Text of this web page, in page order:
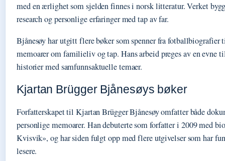
med en ærlighet som sjelden finnes i norsk litteratur. Verket
research og personlige erfaringer med tap av far.
Bjånesøy har utgitt flere bøker som spenner fra fotballbiografier
memoarer om familieliv og tap. Hans arbeid preges av en evne
historier med samfunnsaktuelle temaer.
Kjartan Brügger Bjånesøys bøker
Forfatterskapet til Kjartan Brügger Bjånesøy omfatter både
personlige memoarer. Han debuterte som forfatter i 2009 med
Kvisvik», og har siden fulgt opp med flere utgivelser som har
lesere.